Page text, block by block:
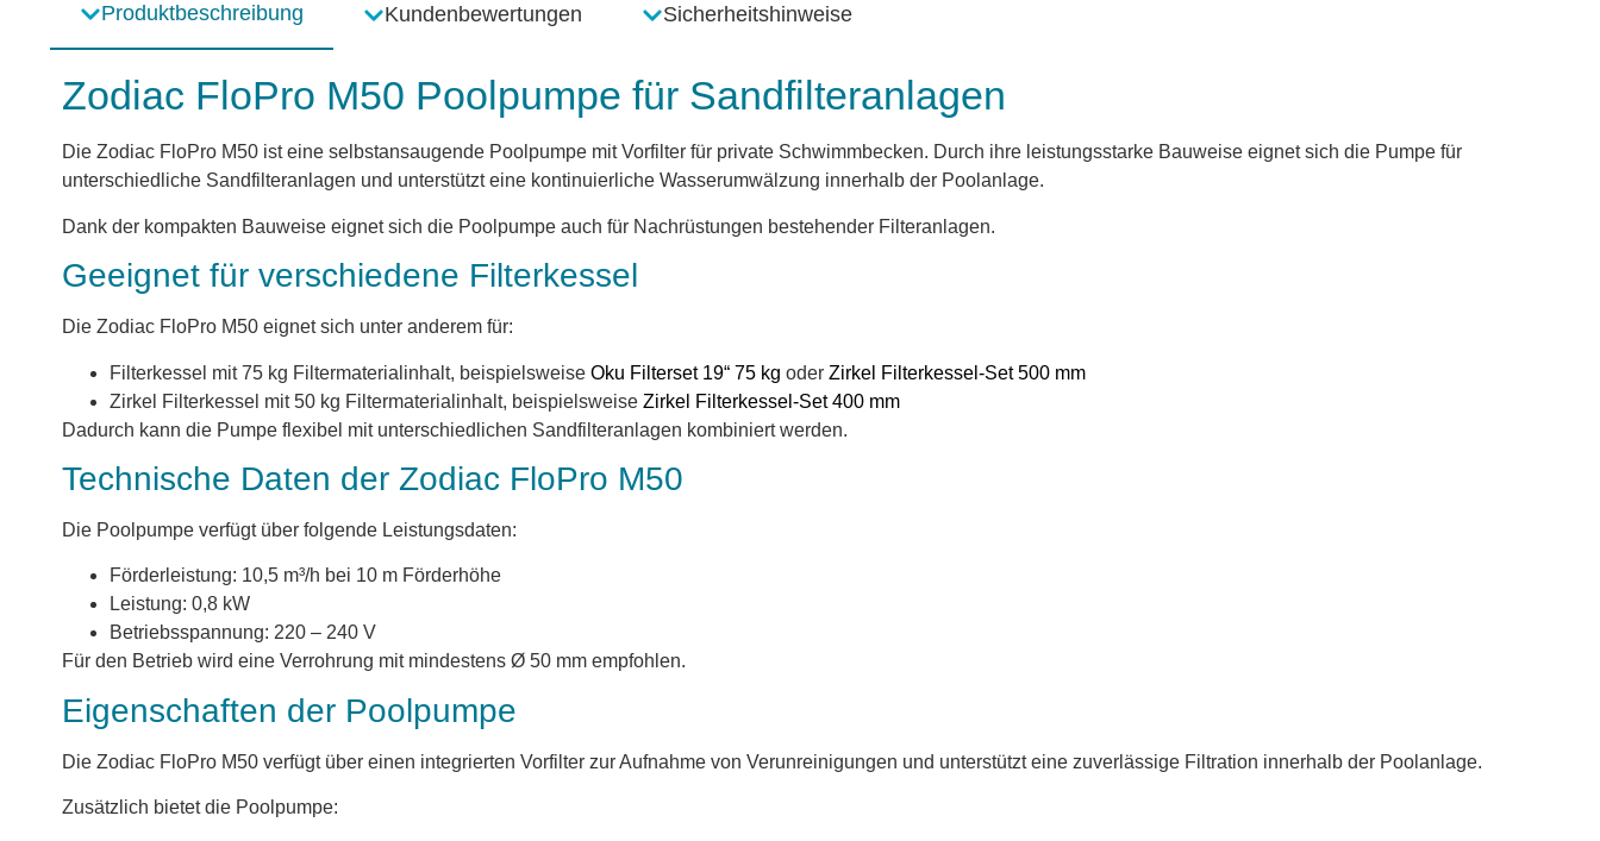
Produktbeschreibung Kundenbewertungen Sicherheitshinweise
Zodiac FloPro M50 Poolpumpe für Sandfilteranlagen
Die Zodiac FloPro M50 ist eine selbstansaugende Poolpumpe mit Vorfilter für private Schwimmbecken. Durch ihre leistungsstarke Bauweise eignet sich die Pumpe für
unterschiedliche Sandfilteranlagen und unterstützt eine kontinuierliche Wasserumwälzung innerhalb der Poolanlage.
Dank der kompakten Bauweise eignet sich die Poolpumpe auch für Nachrüstungen bestehender Filteranlagen.
Geeignet für verschiedene Filterkessel
Die Zodiac FloPro M50 eignet sich unter anderem für:
Filterkessel mit 75 kg Filtermaterialinhalt, beispielsweise Oku Filterset 19“ 75 kg oder Zirkel Filterkessel-Set 500 mm
Zirkel Filterkessel mit 50 kg Filtermaterialinhalt, beispielsweise Zirkel Filterkessel-Set 400 mm
Dadurch kann die Pumpe flexibel mit unterschiedlichen Sandfilteranlagen kombiniert werden.
Technische Daten der Zodiac FloPro M50
Die Poolpumpe verfügt über folgende Leistungsdaten:
Förderleistung: 10,5 m³/h bei 10 m Förderhöhe
Leistung: 0,8 kW
Betriebsspannung: 220 – 240 V
Für den Betrieb wird eine Verrohrung mit mindestens Ø 50 mm empfohlen.
Eigenschaften der Poolpumpe
Die Zodiac FloPro M50 verfügt über einen integrierten Vorfilter zur Aufnahme von Verunreinigungen und unterstützt eine zuverlässige Filtration innerhalb der Poolanlage.
Zusätzlich bietet die Poolpumpe: